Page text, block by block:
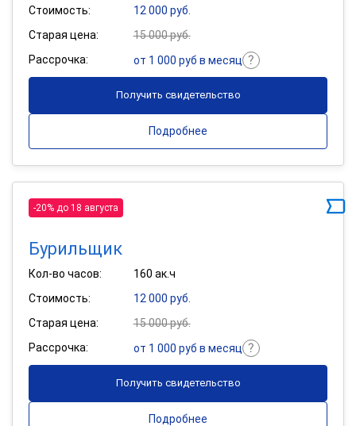
Стоимость:
12 000 руб.
Старая цена:
15 000 руб.
Рассрочка:
от 1 000 руб в месяц
Получить свидетельство
Подробнее
-20% до 18 августа
Бурильщик
Кол-во часов:
160 ак.ч
Стоимость:
12 000 руб.
Старая цена:
15 000 руб.
Рассрочка:
от 1 000 руб в месяц
Получить свидетельство
Подробнее